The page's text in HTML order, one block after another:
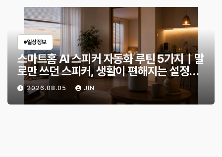
일상정보
스마트홈 AI 스피커 자동화 루틴 5가지｜말
로만 쓰던 스피커, 생활이 편해지는 설정
은?2026.08.05 JIN